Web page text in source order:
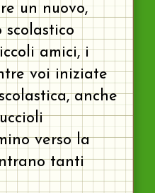
un nuovo,
scolastico
amici, i
voi iniziate
anche
verso la
tanti